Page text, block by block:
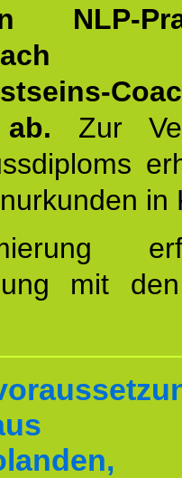
NLP-
ab. Zur
in
mit